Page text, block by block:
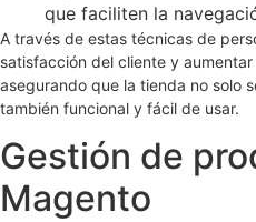
que faciliten la
A través de estas técnicas de
satisfacción del cliente y
asegurando que la tienda no solo
también funcional y fácil de usar.
Gestión de
Magento